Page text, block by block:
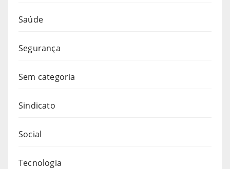
Saúde
Segurança
Sem categoria
Sindicato
Social
Tecnologia